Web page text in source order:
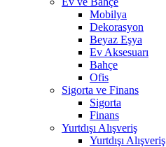
Mobilya
Dekorasyon
Beyaz Eşya
Ev Aksesuarı
Bahçe
Ofis
Sigorta ve Finans
Sigorta
Finans
Yurtdışı Alışveriş
Yurtdışı Alışveriş